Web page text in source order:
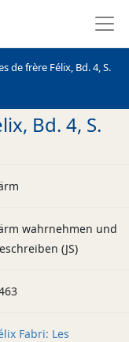
de frère Félix, Bd. 4, S.
Bd. 4, S.
wahrnehmen und
(JS)
Fabri: Les